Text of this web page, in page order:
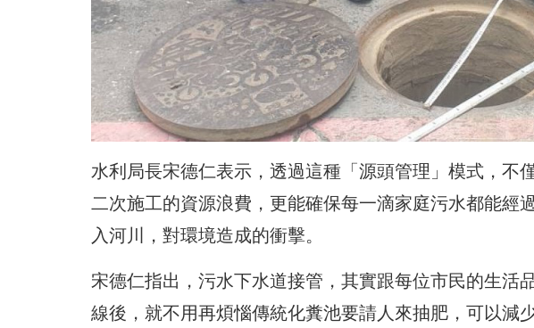
水利局長宋德仁表示，透過這種「源頭管理」模式，不
二次施工的資源浪費，更能確保每一滴家庭污水都能經
入河川，對環境造成的衝擊。
宋德仁指出，污水下水道接管，其實跟每位市民的生活
線後，就不用再煩惱傳統化糞池要請人來抽肥，可以減